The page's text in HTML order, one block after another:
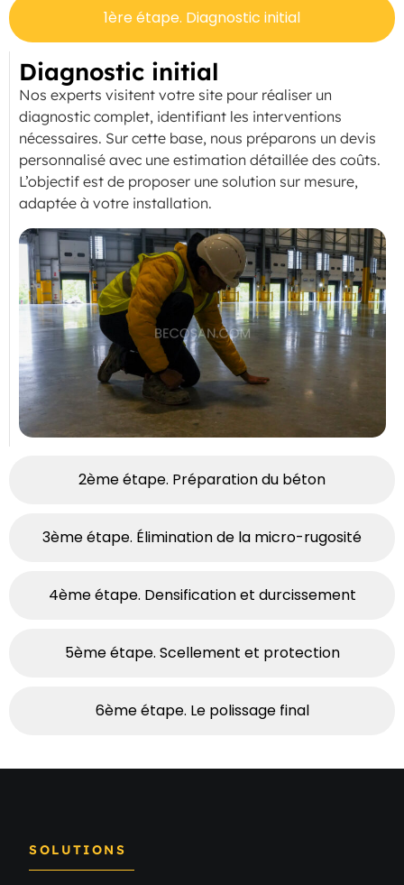
1ère étape. Diagnostic initial
2ème étape. Préparation du béton
3ème étape. Élimination de la micro-rugosité
4ème étape. Densification et durcissement
5ème étape. Scellement et protection
6ème étape. Le polissage final
Diagnostic initial
Nos experts visitent votre site pour réaliser un
diagnostic complet, identifiant les interventions
nécessaires. Sur cette base, nous préparons un devis
personnalisé avec une estimation détaillée des coûts.
L’objectif est de proposer une solution sur mesure,
adaptée à votre installation.
SOLUTIONS